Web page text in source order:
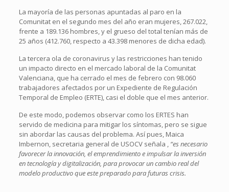
La mayoría de las personas apuntadas al paro en la
Comunitat en el segundo mes del año eran mujeres, 267.022,
frente a 189.136 hombres, y el grueso del total tenían más de
25 años (412.760, respecto a 43.398 menores de dicha edad).
La tercera ola de coronavirus y las restricciones han tenido
un impacto directo en el mercado laboral de la Comunitat
Valenciana, que ha cerrado el mes de febrero con 98.060
trabajadores afectados por un Expediente de Regulación
Temporal de Empleo (ERTE), casi el doble que el mes anterior.
De este modo, podemos observar como los ERTES han
servido de medicina para mitigar los síntomas, pero se sigue
sin abordar las causas del problema. Así pues, Maica
Imbernon, secretaria general de USOCV señala , “es necesario
favorecer la innovación, el emprendimiento e impulsar la inversión
en tecnología y digitalización, para provocar un cambio real del
modelo productivo que este preparado para futuras crisis.